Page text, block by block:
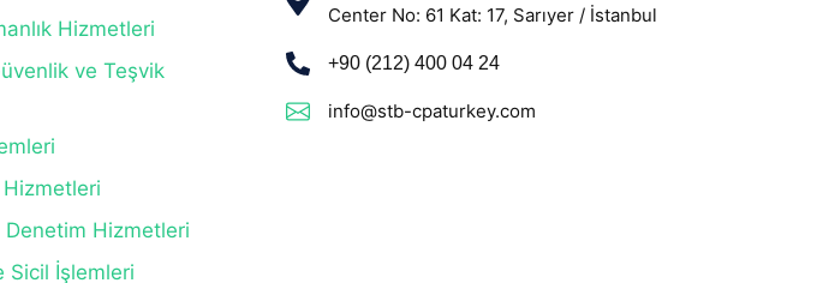
Hizmetleri
ve Teşvik
Hizmetleri
Denetim Hizmetleri
Sicil İşlemleri
Center No: 61 Kat: 17, Sarıyer / İstanbul
+90 (212) 400 04 24
info@stb-cpaturkey.com